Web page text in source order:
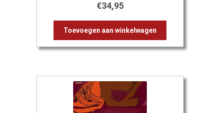
€34,95
Toevoegen aan winkelwagen